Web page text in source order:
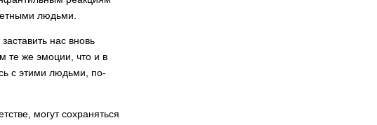
людьми.
нас вновь
те же эмоции, что и в
с этими людьми, по-
могут сохраняться